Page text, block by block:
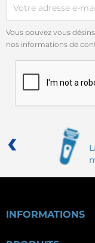
Vous pouvez vous
nos informations de
‹
INFORMATIONS